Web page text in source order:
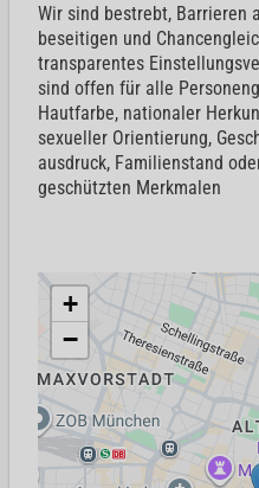
Wir sind bestrebt, Barrieren
beseitigen und
transparentes
sind offen für alle
Hautfarbe, nationaler
sexueller Orientierung,
ausdruck, Familienstand
geschützten Merkmalen
+
−